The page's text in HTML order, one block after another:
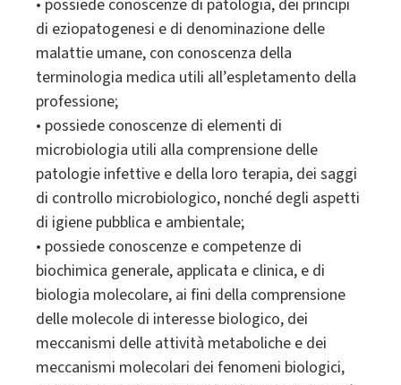
• possiede conoscenze di patologia, dei principi
di eziopatogenesi e di denominazione delle
malattie umane, con conoscenza della
terminologia medica utili all’espletamento della
professione;
• possiede conoscenze di elementi di
microbiologia utili alla comprensione delle
patologie infettive e della loro terapia, dei saggi
di controllo microbiologico, nonché degli aspetti
di igiene pubblica e ambientale;
• possiede conoscenze e competenze di
biochimica generale, applicata e clinica, e di
biologia molecolare, ai fini della comprensione
delle molecole di interesse biologico, dei
meccanismi delle attività metaboliche e dei
meccanismi molecolari dei fenomeni biologici,